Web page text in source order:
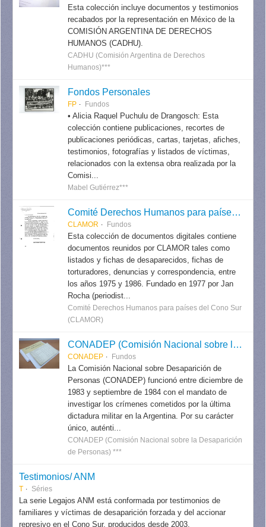
Esta colección incluye documentos y testimonios
recabados por la representación en México de la
COMISIÓN ARGENTINA DE DERECHOS
HUMANOS (CADHU).
CADHU (Comisión Argentina de Derechos
Humanos)***
Fondos Personales
FP Fundos
• Alicia Raquel Puchulu de Drangosch: Esta
colección contiene publicaciones, recortes de
publicaciones periódicas, cartas, tarjetas, afiches,
testimonios, fotografías y listados de víctimas,
relacionados con la extensa obra realizada por la
Comisi...
Mabel Gutiérrez***
Comité Derechos Humanos para países del Cono Sur (CLAMOR) - Colección Digital.
CLAMOR Fundos
Esta colección de documentos digitales contiene
documentos reunidos por CLAMOR tales como
listados y fichas de desaparecidos, fichas de
torturadores, denuncias y correspondencia, entre
los años 1975 y 1986. Fundado en 1977 por Jan
Rocha (periodist...
Comité Derechos Humanos para países del Cono Sur
(CLAMOR)
CONADEP (Comisión Nacional sobre la Desaparición de Personas)
CONADEP Fundos
La Comisión Nacional sobre Desaparición de
Personas (CONADEP) funcionó entre diciembre de
1983 y septiembre de 1984 con el mandato de
investigar los crímenes cometidos por la última
dictadura militar en la Argentina. Por su carácter
único, auténti...
CONADEP (Comisión Nacional sobre la Desaparición
de Personas) ***
Testimonios/ ANM
T Séries
La serie Legajos ANM está conformada por testimonios de
familiares y víctimas de desaparición forzada y del accionar
represivo en el Cono Sur, producidos desde 2003.